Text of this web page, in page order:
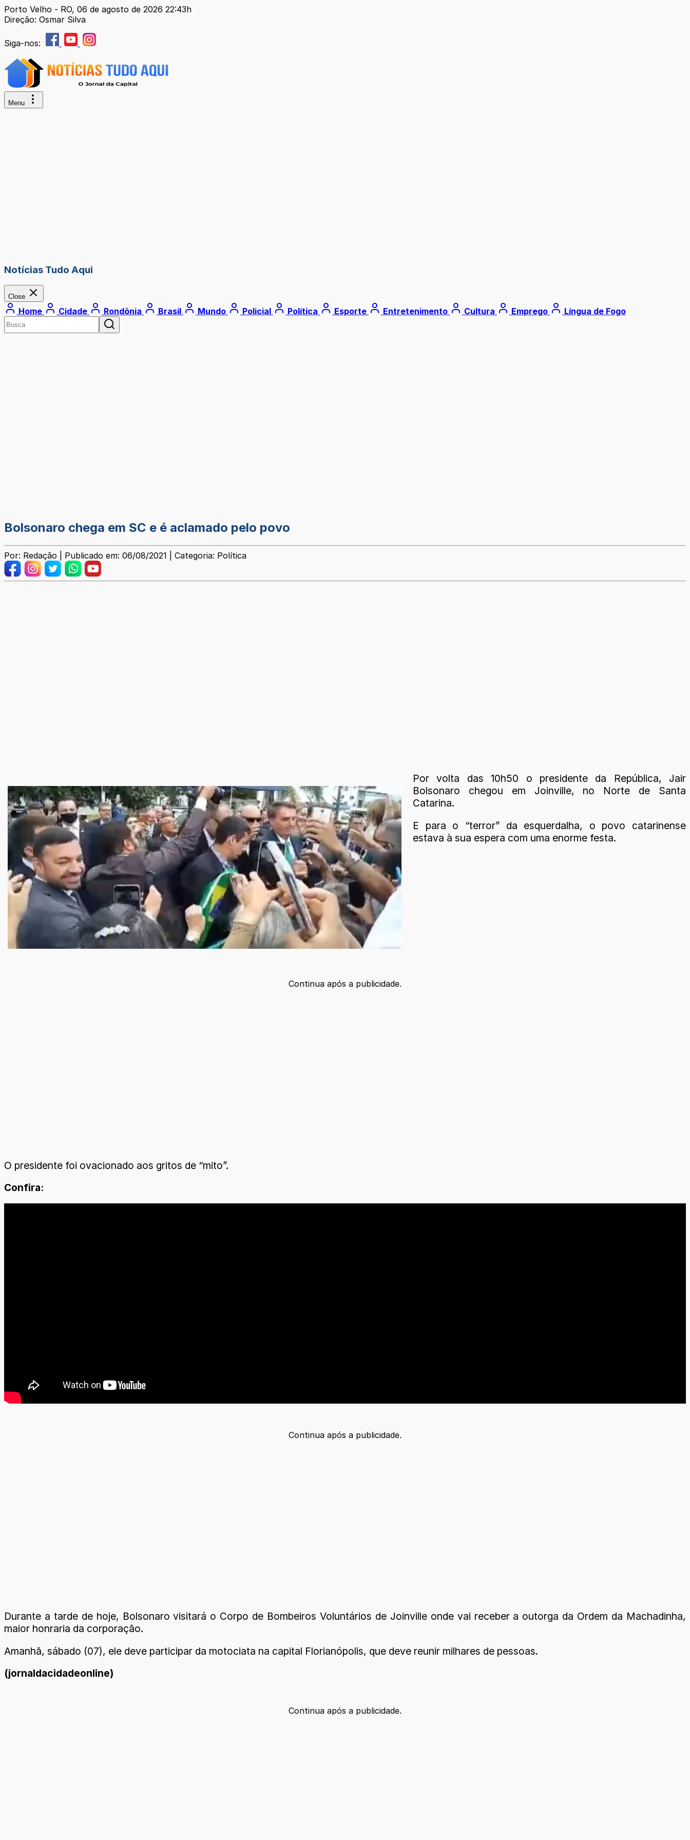
Porto Velho - RO, 06 de agosto de 2026 22:43h
Direção: Osmar Silva
Siga-nos:
Menu
Notícias Tudo Aqui
Close
Home Cidade Rondônia Brasil Mundo Policial Política Esporte Entretenimento Cultura Emprego Língua de Fogo
Bolsonaro chega em SC e é aclamado pelo povo
Por: Redação | Publicado em: 06/08/2021 | Categoria: Política
Por volta das 10h50 o presidente da República, Jair
Bolsonaro chegou em Joinville, no Norte de Santa
Catarina.
E para o “terror” da esquerdalha, o povo catarinense
estava à sua espera com uma enorme festa.
Continua após a publicidade.
O presidente foi ovacionado aos gritos de “mito”.
Confira:
Continua após a publicidade.
Durante a tarde de hoje, Bolsonaro visitará o Corpo de Bombeiros Voluntários de Joinville onde vai receber a outorga da Ordem da Machadinha,
maior honraria da corporação.
Amanhã, sábado (07), ele deve participar da motociata na capital Florianópolis, que deve reunir milhares de pessoas.
(jornaldacidadeonline)
Continua após a publicidade.